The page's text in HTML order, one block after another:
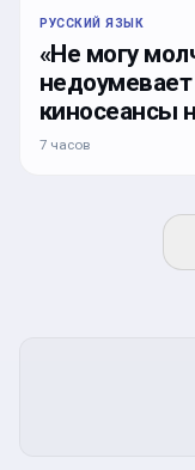
РУССКИЙ ЯЗЫК
«Не могу
киносеансы
7 часов